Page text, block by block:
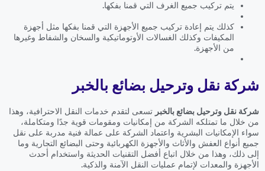
يتم تركيب جميع الغرف التي قمنا بفكها.
كذلك يتم إعادة تركيب جميع الأجهزة التي قمنا بفكها مثل أجهزة
المكيفات وكذلك الغسالات الأوتوماتيكية والسخان والشفاط وغيرها
من الأجهزة.
شركة نقل وترحيل بضائع بالخبر
شركة نقل وترحيل بضائع بالخبر تسعى لتقدم خدمات النقل الاحترافية، وهذا
من خلال ما تمتلكه الشركة من إمكانيات ومقومات قوية جدًا ومتكاملة،
سواء الإمكانيات البشرية واعتماد الشركة على عمالة فنية مدربة على نقل
جميع أنواع العفش والأثاث والأجهزة الكهربائية وحتى البضائع التجارية وما
إلى ذلك، وهذا من خلال اتباع أفضل التقنيات الحديثة واستخدام أحدث
الأجهزة والمعدات لإتمام عمليات النقل الآمنة والذكية.